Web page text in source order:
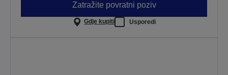
Zatražite povratni poziv
Gdje kupiti Usporedi